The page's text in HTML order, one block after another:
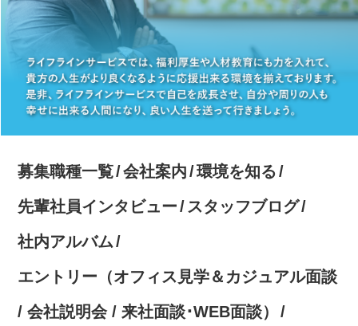
募集職種一覧 会社案内
環境を知る
先輩社員インタビュー
スタッフブログ
社内アルバム
エントリー（オフィス見学＆カジュアル面談
/ 会社説明会 / 来社面談･WEB面談）